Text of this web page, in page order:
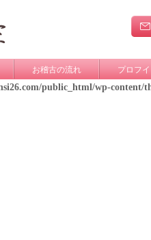
お稽古の流れ プロフ
public_html/wp-content/